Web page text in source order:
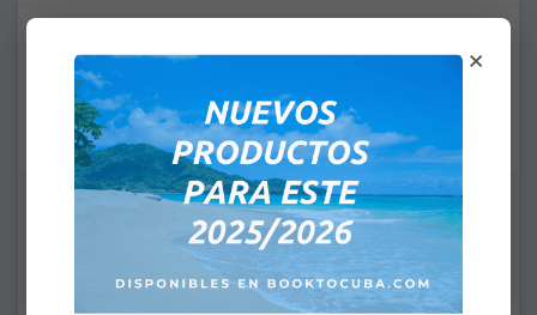
hotel
Cantidad de adultos:
×